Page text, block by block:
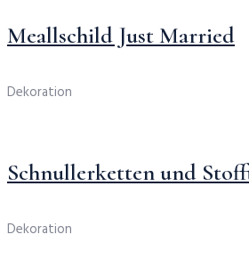
Meallschild Just Married
Dekoration
Schnullerketten und
Dekoration